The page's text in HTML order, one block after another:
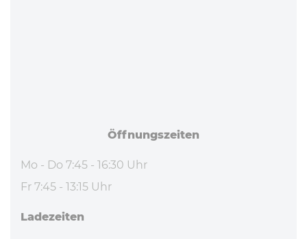
Öff­nungs­zei­ten
Mo - Do 7:45 - 16:30 Uhr
Fr 7:45 - 13:15 Uhr
La­de­zei­ten